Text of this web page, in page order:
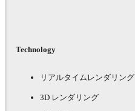
Technology
リアルタイムレンダリング
3D レンダリング